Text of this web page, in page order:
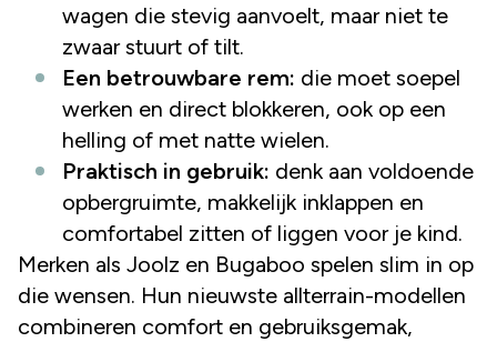
wagen die stevig aanvoelt, maar niet te
zwaar stuurt of tilt.
Een betrouwbare rem: die moet soepel
werken en direct blokkeren, ook op een
helling of met natte wielen.
Praktisch in gebruik: denk aan voldoende
opbergruimte, makkelijk inklappen en
comfortabel zitten of liggen voor je kind.
Merken als Joolz en Bugaboo spelen slim in op
die wensen. Hun nieuwste allterrain-modellen
combineren comfort en gebruiksgemak,